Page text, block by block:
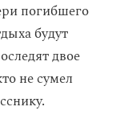
погибшего
будут
двое
не сумел